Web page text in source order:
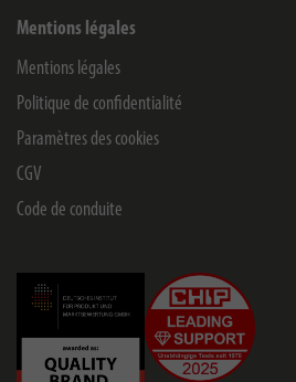
Mentions légales
Mentions légales
Politique de confidentialité
Paramètres des cookies
CGV
Code de conduite